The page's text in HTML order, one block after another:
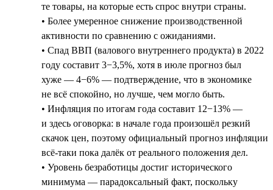
те товары, на которые есть спрос внутри страны.
• Более умеренное снижение производственной
активности по сравнению с ожиданиями.
• Спад ВВП (валового внутреннего продукта) в 2022
году составит 3−3,5%, хотя в июле прогноз был
хуже — 4−6% — подтверждение, что в экономике
не всё спокойно, но лучше, чем могло быть.
• Инфляция по итогам года составит 12−13% —
и здесь оговорка: в начале года произошёл резкий
скачок цен, поэтому официальный прогноз инфляции
всё-таки пока далёк от реального положения дел.
• Уровень безработицы достиг исторического
минимума — парадоксальный факт, поскольку